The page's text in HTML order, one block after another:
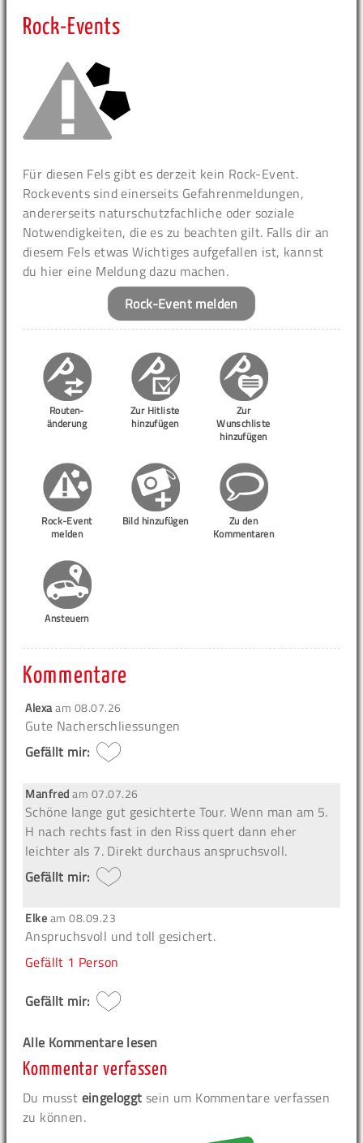
Rock-Events
Für diesen Fels gibt es derzeit kein Rock-Event.
Rockevents sind einerseits Gefahrenmeldungen,
andererseits naturschutzfachliche oder soziale
Notwendigkeiten, die es zu beachten gilt. Falls dir an
diesem Fels etwas Wichtiges aufgefallen ist, kannst
du hier eine Meldung dazu machen.
Rock-Event melden
Routen-
änderung
Zur Hitliste
hinzufügen
Zur
Wunschliste
hinzufügen
Rock-Event
melden
Bild hinzufügen
Zu den
Kommentaren
Ansteuern
Kommentare
Alexaam 08.07.26
Gute Nacherschliessungen
Gefällt mir:
Manfredam 07.07.26
Schöne lange gut gesichterte Tour. Wenn man am 5.
H nach rechts fast in den Riss quert dann eher
leichter als 7. Direkt durchaus anspruchsvoll.
Gefällt mir:
Elkeam08.09.23
Anspruchsvoll und toll gesichert.
Gefällt 1 Person
Gefällt mir:
Alle Kommentare lesen
Kommentar verfassen
Du musst eingeloggt sein um Kommentare verfassen
zu können.